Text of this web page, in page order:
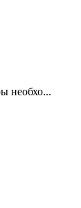
необхо...